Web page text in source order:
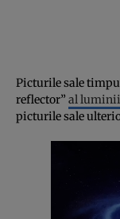
Picturile sale
reflector” al luminii
picturile sale